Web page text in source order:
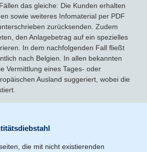
das gleiche: Die Kunden erhalten
sowie weiteres Infomaterial per PDF
zurücksenden. Zudem
den Anlagebetrag auf ein spezielles
In dem nachfolgenden Fall fließt
nach Belgien. In allen bekannten
Vermittlung eines Tages- oder
Ausland suggeriert, wobei die
die mit nicht existierenden